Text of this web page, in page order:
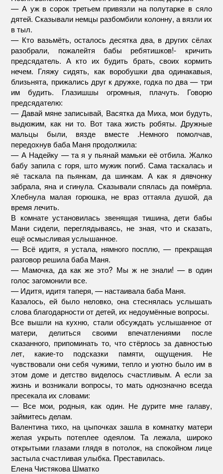
— А уж в сорок третьем привязли на полутарке в сяло
дятей. Сказывали немцы разбомбили колонну, а вязли их
в тыл.
— Кто вазьмёть, осталось десятка два, в других сёлах
разобрали, пожалейтя бабы ребятишков!- кричить
предсядатель. А кто их будить брать, своих кормить
нечем. Гляжу сидять, как воробушки два одинакавыя,
близьнята, прижались друг к дружке, годка по два — три
им будить. Глазишшы огромныя, плачуть. Говорю
предсядателю:
— Давай мяне записывай, Васятка да Миха, мои будуть,
выдюжим, как ни то. Вот така жисть робяты. Дружные
мальцы были, вязде вместе .Немного помолчав,
передохнув баба Маня продолжила:
— А Надейку — та я у пьянай мамьки её отбила. Жалко
бабу запила с горя, што мужик погиб. Сама таскалась и
яё таскала па пьянкам, да шинкам. А как я дявчонку
забрала, яна и сгинула. Сказывали спялась да помёрла.
Хлебнула малая горюшка, не враз оттаяла душой, да
время лечить.
В комнате установилась звенящая тишина, дети бабы
Мани сидели, переглядываясь, не зная, что и сказать,
ещё осмысливая услышанное.
— Всё идитя, я устала, нямного посплю, — прекращая
разговор решила баба Маня.
— Мамочка, да как же это? Мы ж не знали! — в один
голос загомонили все.
— Идитя, идитя таперя, — настаивала баба Маня.
Казалось, ей было неловко, она стеснялась услышать
слова благодарности от детей, их недоумённые вопросы.
Все вышли на кухню, стали обсуждать услышанное от
матери, делиться своими впечатлениями после
сказанного, припоминать то, что стёрлось за давностью
лет, какие-то подсказки памяти, ощущения. Не
чувствовали они себя чужими, тепло и уютно было им в
этом доме и детство виделось счастливым. А если за
жизнь и возникали вопросы, то мать однозначно всегда
пресекала их словами:
— Все мои, родныя, как один. Не дурите мне галаву,
займитесь делам.
Валентина тихо, на цыпочках зашла в комнатку матери
желая укрыть потеплее одеялом. Та лежала, широко
открытыми глазами глядя в потолок, на спокойном лице
застыла счастливая улыбка. Преставилась.
Елена Чистякова Шматко